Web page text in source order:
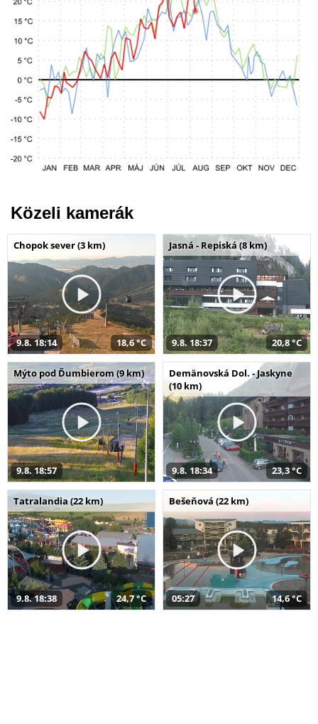
Közeli kamerák
Chopok sever (3 km)
9.8. 18:14 18,6 °C
Jasná - Repiská (8 km)
9.8. 18:37 20,8 °C
Mýto pod Ďumbierom (9 km)
9.8. 18:57
Demänovská Dol. - Jaskyne
(10 km)
9.8. 18:34 23,3 °C
Tatralandia (22 km)
9.8. 18:38 24,7 °C
Bešeňová (22 km)
05:27 14,6 °C